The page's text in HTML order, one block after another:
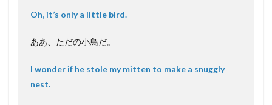
Oh, it’s only a little bird.
ああ、ただの小鳥だ。
I wonder if he stole my mitten to make a snuggly
nest.